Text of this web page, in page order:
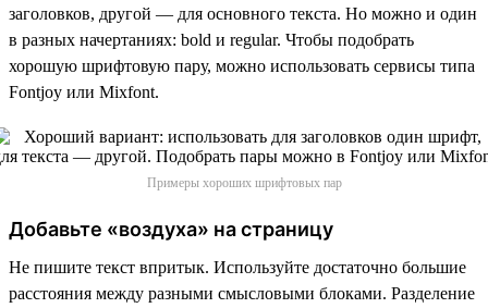
заголовков, другой — для основного текста. Но можно и один
в разных начертаниях: bold и regular. Чтобы подобрать
хорошую шрифтовую пару, можно использовать сервисы типа
Fontjoy или Mixfont.
Примеры хороших шрифтовых пар
Добавьте «воздуха» на страницу
Не пишите текст впритык. Используйте достаточно большие
расстояния между разными смысловыми блоками. Разделение